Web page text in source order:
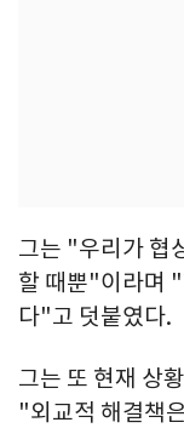
그는 "우리가 협
할 때뿐"이라며
다"고 덧붙였다.
그는 또 현재 상
"외교적 해결책